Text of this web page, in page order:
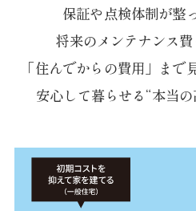
保証や点検体制が整
将来のメンテナンス費
「住んでからの費用」まで
安心して暮らせる “本当